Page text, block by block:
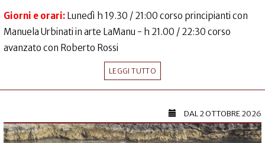
Giorni e orari: Lunedì h 19.30 / 21:00 corso principianti con
Manuela Urbinati in arte LaManu - h 21.00 / 22:30 corso
avanzato con Roberto Rossi
LEGGI TUTTO
DAL2 OTTOBRE 2026